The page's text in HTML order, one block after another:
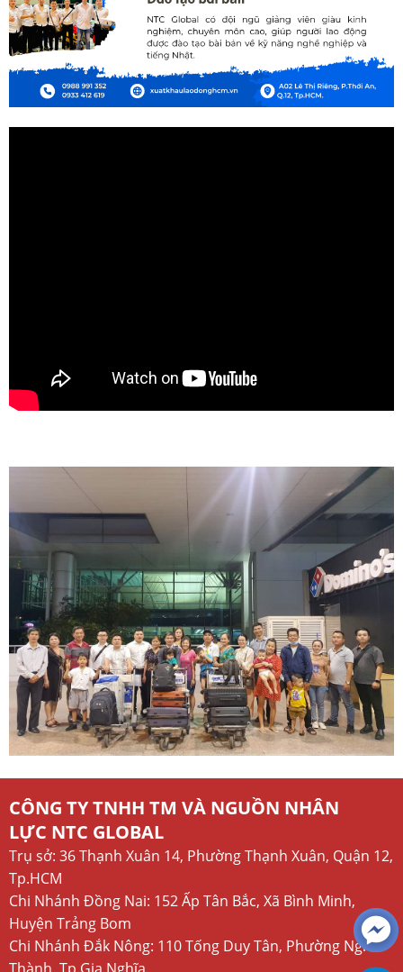
CÔNG TY TNHH TM VÀ NGUỒN NHÂN
LỰC NTC GLOBAL
Trụ sở: 36 Thạnh Xuân 14, Phường Thạnh Xuân, Quận 12,
Tp.HCM
Chi Nhánh Đồng Nai: 152 Ấp Tân Bắc, Xã Bình Minh,
Huyện Trảng Bom
Chi Nhánh Đắk Nông: 110 Tống Duy Tân, Phường Nghĩa